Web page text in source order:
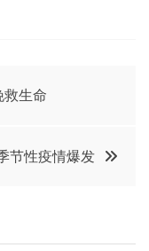
生命
节性疫情爆发